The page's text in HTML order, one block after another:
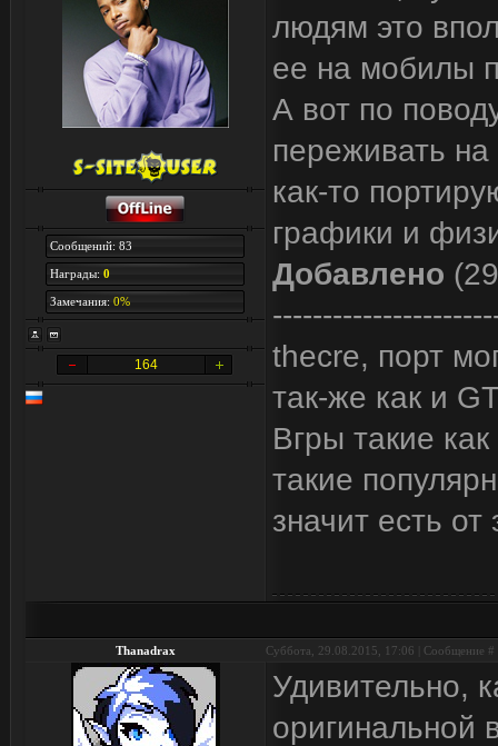
Сообщений: 83
Награды: 0
Замечания: 0%
164
людям это
ее на мобилы
А вот по
переживать
как-то
графики и
Добавлено
thecre, порт
так-же как и
Bгры такие
такие
значит есть
Thanadrax Суббота, 29.08.2015, 17:06 | Сообщение #
Удивительно,
оригинальной